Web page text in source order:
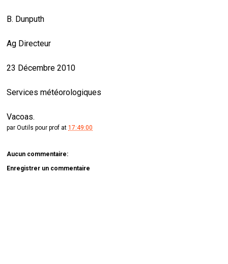
B. Dunputh
Ag Directeur
23 Décembre 2010
Services météorologiques
Vacoas.
parOutils pour prof at17:49:00
Aucun commentaire:
Enregistrer un commentaire